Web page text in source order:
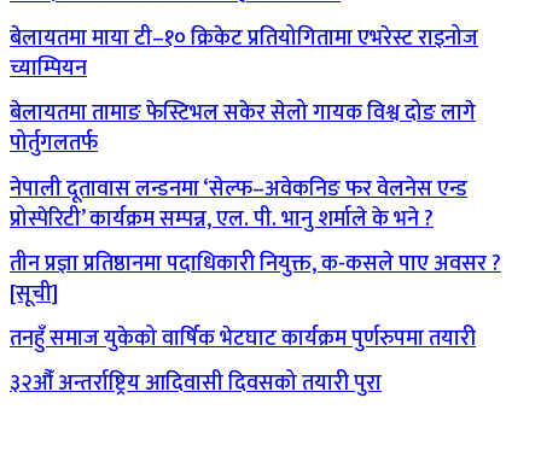
बेलायतमा माया टी–१० क्रिकेट प्रतियोगितामा एभरेस्ट राइनोज
च्याम्पियन
बेलायतमा तामाङ फेस्टिभल सकेर सेलो गायक विश्व दोङ लागे
पोर्तुगलतर्फ
नेपाली दूतावास लन्डनमा ‘सेल्फ–अवेकनिङ फर वेलनेस एन्ड
प्रोस्पेरिटी’ कार्यक्रम सम्पन्न, एल. पी. भानु शर्माले के भने ?
तीन प्रज्ञा प्रतिष्ठानमा पदाधिकारी नियुक्त, क-कसले पाए अवसर ?
[सूची]
तनहुँ समाज युकेको वार्षिक भेटघाट कार्यक्रम पुर्णरुपमा तयारी
३२औँ अन्तर्राष्ट्रिय आदिवासी दिवसको तयारी पुरा